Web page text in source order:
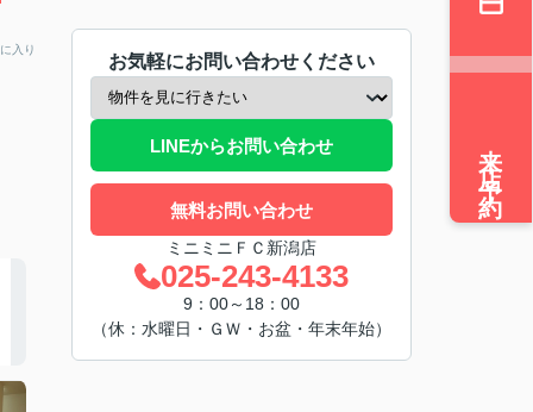
入り
お気軽にお問い合わせください
LINEからお問い合わせ
無料お問い合わせ
ミニミニＦＣ新潟店
025-243-4133
9：00～18：00
（休：水曜日・ＧＷ・お盆・年末年始）
来店予約